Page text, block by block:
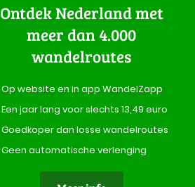
Ontdek Nederland met
meer dan 4.000
wandelroutes
Op website en in app WandelZapp
Een jaar lang voor slechts 13,49 euro
Goedkoper dan losse wandelroutes
Geen automatische verlenging